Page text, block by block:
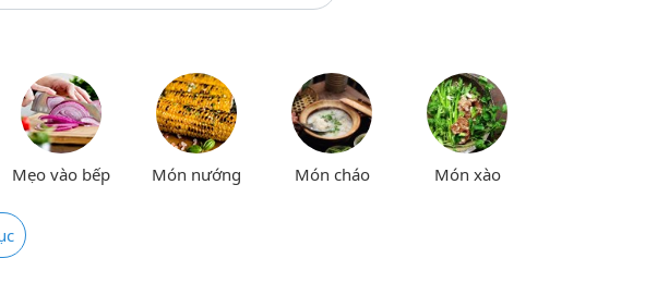
Mẹo vào bếp Món nướng Món cháo Món xào